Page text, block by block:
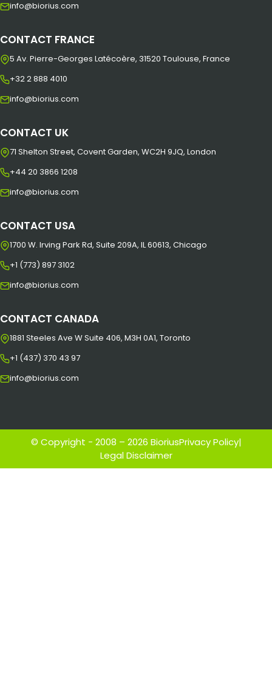
info@biorius.com
CONTACT FRANCE
5 Av. Pierre-Georges Latécoère, 31520 Toulouse, France
+32 2 888 4010
info@biorius.com
CONTACT UK
71 Shelton Street, Covent Garden, WC2H 9JQ, London
+44 20 3866 1208
info@biorius.com
CONTACT USA
1700 W. Irving Park Rd, Suite 209A, IL 60613, Chicago
+1 (773) 897 3102
info@biorius.com
CONTACT CANADA
1881 Steeles Ave W Suite 406, M3H 0A1, Toronto
+1 (437) 370 43 97
info@biorius.com
© Copyright - 2008 – 2026 BioriusPrivacy Policy|
Legal Disclaimer